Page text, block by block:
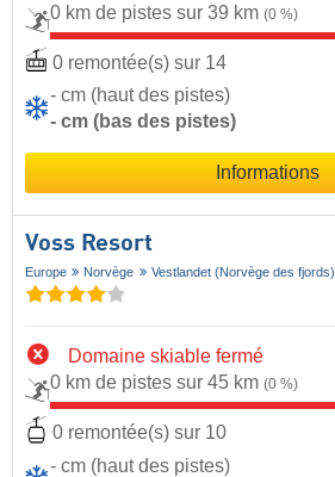
0 km de pistes sur 39 km (0 %)
0 remontée(s) sur 14
- cm (haut des pistes)
- cm (bas des pistes)
Informations
Voss Resort
Europe Norvège Vestlandet (Norvège des fjords)
Domaine skiable fermé
0 km de pistes sur 45 km (0 %)
0 remontée(s) sur 10
- cm (haut des pistes)